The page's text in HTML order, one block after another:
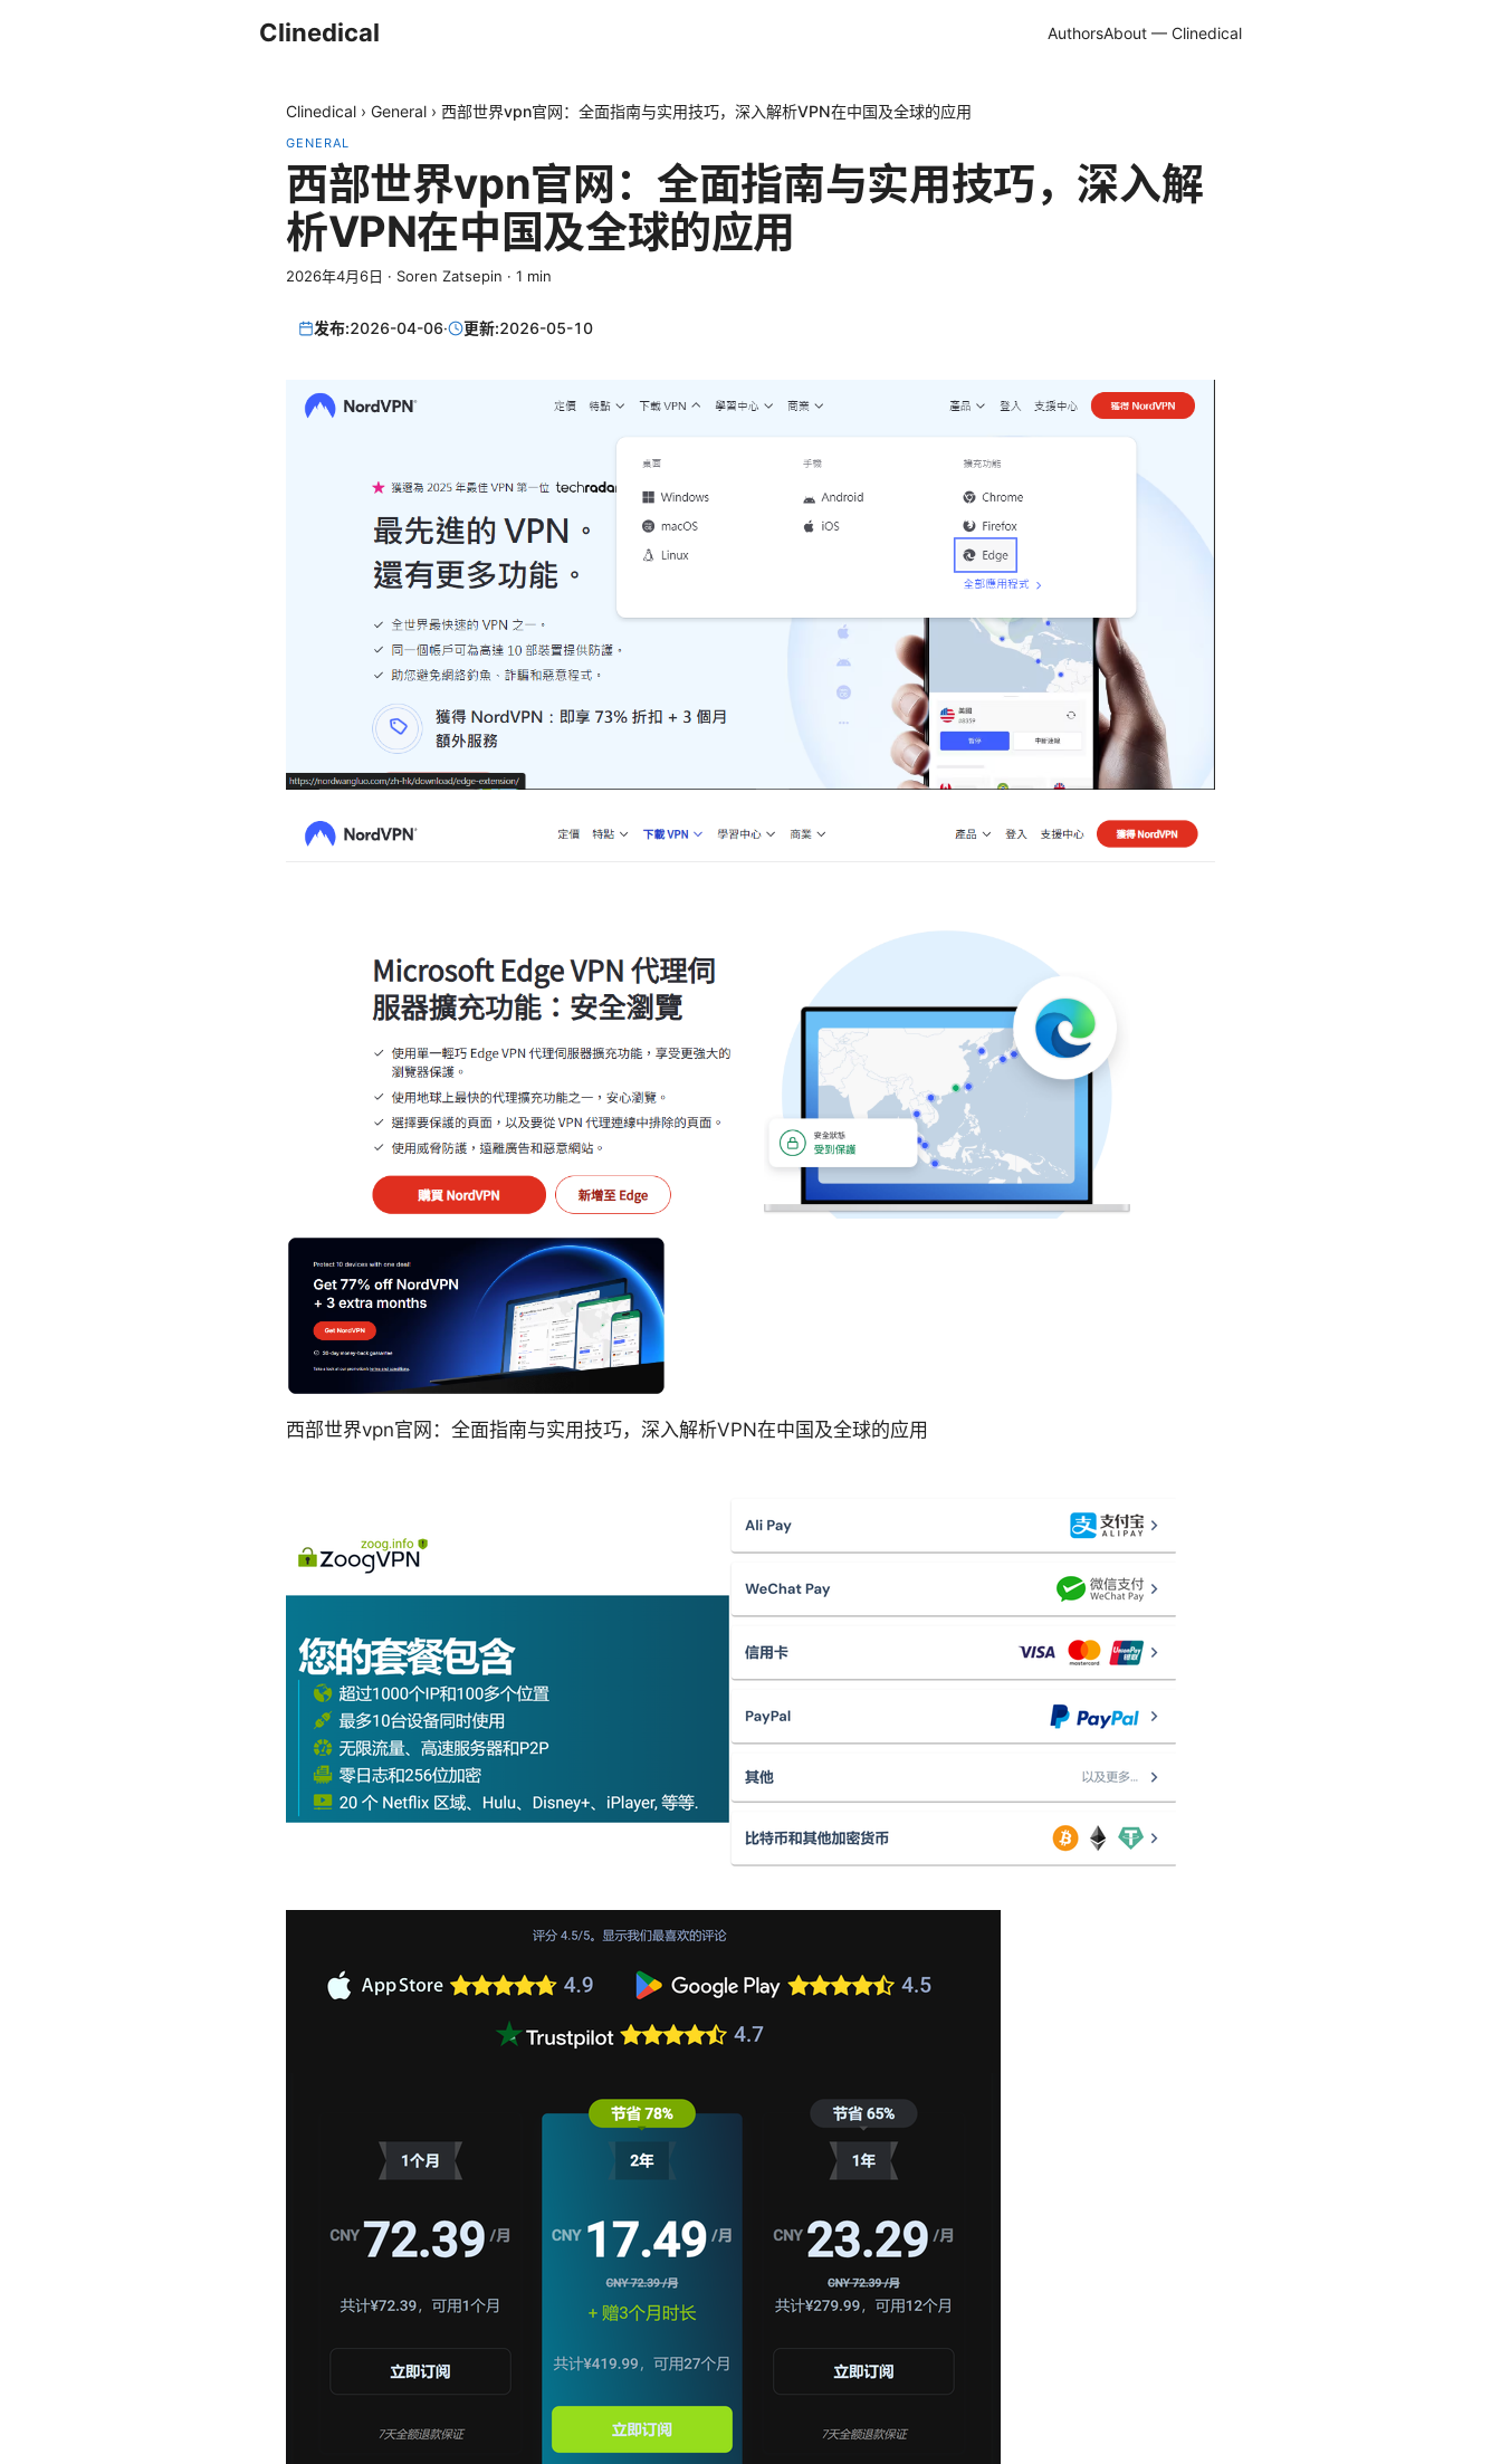
Clinedical AuthorsAbout — Clinedical
Clinedical › General › 西部世界vpn官网：全面指南与实用技巧，深入解析VPN在中国及全球的应用
GENERAL
西部世界vpn官网：全面指南与实用技巧，深入解
析VPN在中国及全球的应用
2026年4月6日 · Soren Zatsepin · 1 min
发布:2026-04-06· 更新:2026-05-10
西部世界vpn官网：全面指南与实用技巧，深入解析VPN在中国及全球的应用